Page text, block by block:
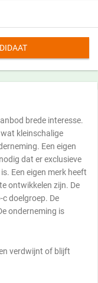
brede interesse.
kleinschalige
Een eigen
dat er exclusieve
Een eigen merk heeft
ontwikkelen zijn. De
doelgroep. De
onderneming is
verdwijnt of blijft